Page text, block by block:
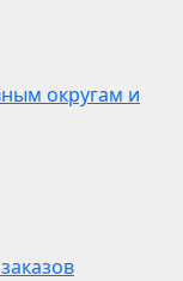
округам и